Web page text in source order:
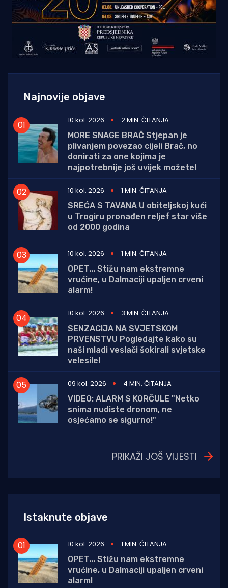
Najnovije objave
10 kol. 2026
2 MIN. ČITANJA
MORE SNAGE BRAČ Stjepan je
plivanjem povezao cijeli Brač, no
donirati za one kojima je
najpotrebnije još uvijek možete!
10 kol. 2026
1 MIN. ČITANJA
SREĆA S TAVANA U obiteljskoj kući
u Trogiru pronađen reljef star više
od 2000 godina
10 kol. 2026
1 MIN. ČITANJA
OPET... Stižu nam ekstremne
vrućine, u Dalmaciji upaljen crveni
alarm!
10 kol. 2026
3 MIN. ČITANJA
SENZACIJA NA SVJETSKOM
PRVENSTVU Pogledajte kako su
naši mladi veslači šokirali svjetske
velesile!
09 kol. 2026
4 MIN. ČITANJA
VIDEO: ALARM S KORČULE "Netko
snima nudiste dronom, ne
osjećamo se sigurno!"
PRIKAŽI JOŠ VIJESTI
Istaknute objave
10 kol. 2026
1 MIN. ČITANJA
OPET... Stižu nam ekstremne
vrućine, u Dalmaciji upaljen crveni
alarm!